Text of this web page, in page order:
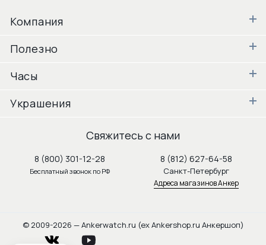
Компания
Полезно
Часы
Украшения
Свяжитесь с нами
8 (800) 301-12-28
Бесплатный звонок по РФ
8 (812) 627-64-58
Санкт-Петербург
Адреса магазинов Анкер
© 2009-2026 — Ankerwatch.ru (ex Ankershop.ru Анкершоп)
vkontakte youtube